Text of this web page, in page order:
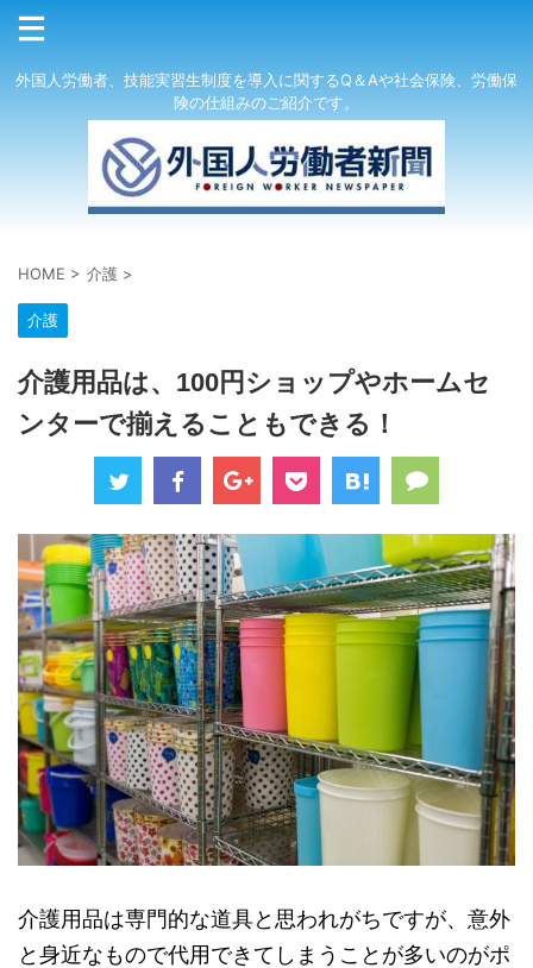
外国人労働者、技能実習生制度を導入に関するQ＆Aや社会保険、労働保
険の仕組みのご紹介です。
HOME > 介護 >
介護
介護用品は、100円ショップやホームセ
ンターで揃えることもできる！
介護用品は専門的な道具と思われがちですが、意外
と身近なもので代用できてしまうことが多いのがポ